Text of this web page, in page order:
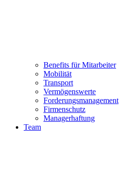
Benefits für Mitarbeiter
Mobilität
Transport
Vermögenswerte
Forderungsmanagement
Firmenschutz
Managerhaftung
Team